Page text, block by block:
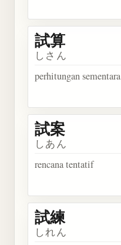
試算
しさん
perhitungan sementara
試案
しあん
rencana tentatif
試練
しれん